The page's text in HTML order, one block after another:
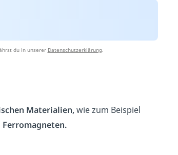
du in unserer Datenschutzerklärung.
Materialien,wie zum Beispiel
Ferromagneten.